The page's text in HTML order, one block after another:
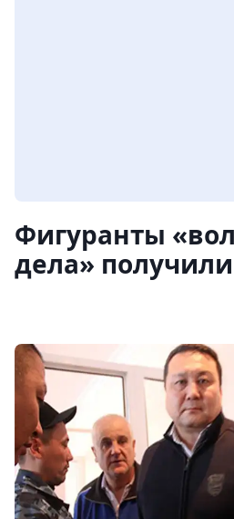
Фигуранты
дела»